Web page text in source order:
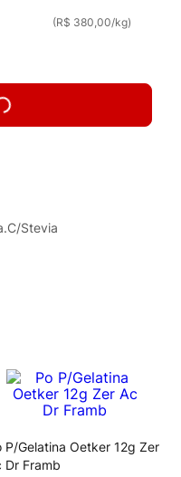
(R$ 380,00/kg)
Stevia
P/Gelatina Oetker 12g Zer
Dr Framb